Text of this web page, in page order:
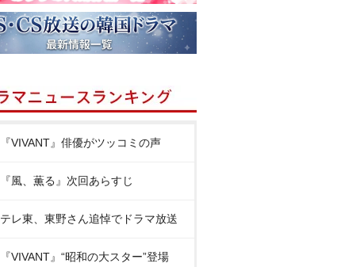
『VIVANT』俳優がツッコミの声
『風、薫る』次回あらすじ
テレ東、東野さん追悼でドラマ放送
『VIVANT』“昭和の大スター”登場